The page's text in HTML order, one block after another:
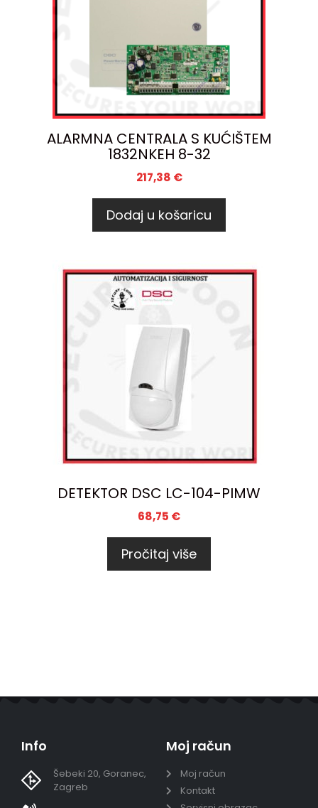
ALARMNA CENTRALA S KUĆIŠTEM
1832NKEH 8-32
217,38 €
Dodaj u košaricu
DETEKTOR DSC LC-104-PIMW
68,75 €
Pročitaj više
Info
Šebeki 20, Goranec,
Zagreb
Moj račun
Moj račun
Kontakt